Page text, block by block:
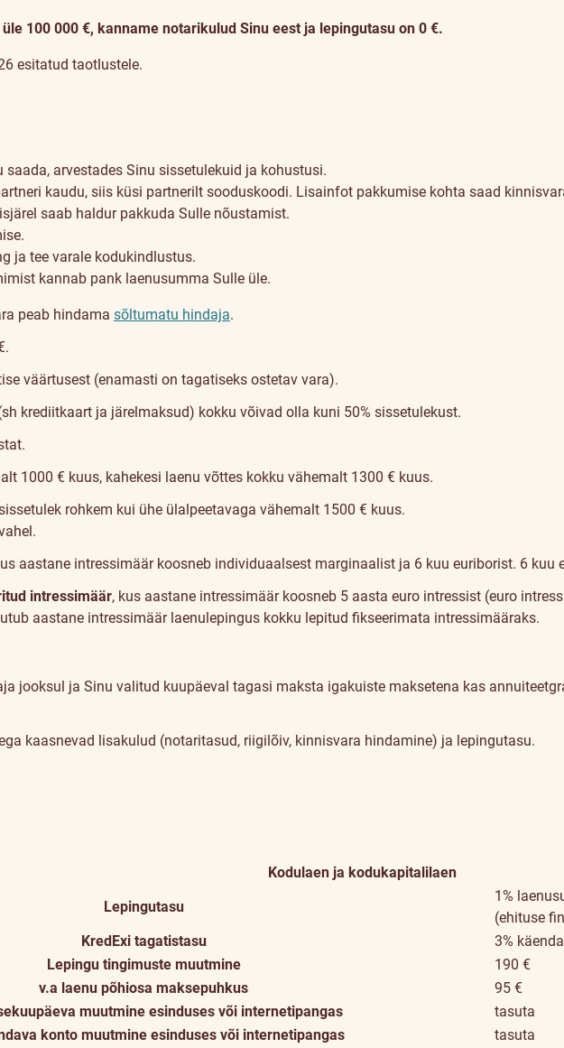
100 000 €, kanname notarikulud Sinu eest ja lepingutasu on 0 €.
esitatud taotlustele.
saada, arvestades Sinu sissetulekuid ja kohustusi.
kaudu, siis küsi partnerilt sooduskoodi. Lisainfot pakkumise kohta saad
saab haldur pakkuda Sulle nõustamist.
ja tee varale kodukindlustus.
kannab pank laenusumma Sulle üle.
peab hindama sõltumatu hindaja.
väärtusest (enamasti on tagatiseks ostetav vara).
krediitkaart ja järelmaksud) kokku võivad olla kuni 50% sissetulekust.
1000 € kuus, kahekesi laenu võttes kokku vähemalt 1300 € kuus.
rohkem kui ühe ülalpeetavaga vähemalt 1500 € kuus.
aastane intressimäär koosneb individuaalsest marginaalist ja 6 kuu euriborist. 6 kuu
intressimäär, kus aastane intressimäär koosneb 5 aasta euro intressist (euro
aastane intressimäär laenulepingus kokku lepitud fikseerimata intressimääraks.
jooksul ja Sinu valitud kuupäeval tagasi maksta igakuiste maksetena kas
kaasnevad lisakulud (notaritasud, riigilõiv, kinnisvara hindamine) ja lepingutasu.
Kodulaen ja kodukapitalilaen
Lepingutasu
1%
(ehituse
KredExi tagatistasu
3%
Lepingu tingimuste muutmine
190 €
v.a laenu põhiosa maksepuhkus
95 €
muutmine esinduses või internetipangas
tasuta
konto muutmine esinduses või internetipangas
tasuta